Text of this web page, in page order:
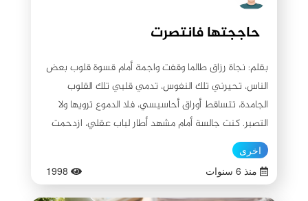
حاججتها فانتصرت
بقلم: نجاة رزاق طالما وقفت واجمة أمام قسوة قلوب بعض
الناس، تحيرني تلك النفوس، تدمي قلبي تلك القلوب
الجامدة، تتساقط أوراق أحاسيسي، فلا الدموع ترويها ولا
التصبر. كنت جالسة أمام مشهد أطار لباب عقلي، ازدحمت
الأفكار وكثرت الأسئلة ولا أجد جوابًا يقنعني... لماذا، ولماذا؟
الوقت متأخر، وجميع من حولي هدأت أصواتهم... لا أدري أين
ذهبت بعد أن هومت عيناي بالنعاس... لحظة أم لحظات؟ لا
اخرى
منذ 6 سنوات
1998